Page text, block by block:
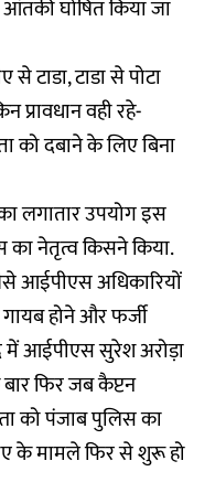
घोषित किया जा
टाडा, टाडा से पोटा
प्रावधान वही रहे-
को दबाने के लिए बिना
लगातार उपयोग इस
का नेतृत्व किसने किया.
आईपीएस अधिकारियों
होने और फर्जी
में आईपीएस सुरेश अरोड़ा
फिर जब कैप्टन
को पंजाब पुलिस का
के मामले फिर से शुरू हो